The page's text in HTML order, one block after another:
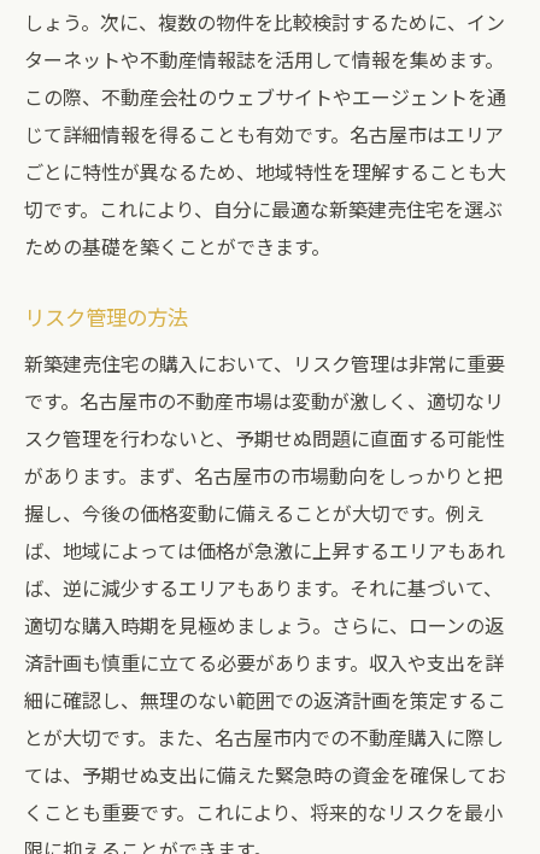
しょう。次に、複数の物件を比較検討するために、イン
ターネットや不動産情報誌を活用して情報を集めます。
この際、不動産会社のウェブサイトやエージェントを通
じて詳細情報を得ることも有効です。名古屋市はエリア
ごとに特性が異なるため、地域特性を理解することも大
切です。これにより、自分に最適な新築建売住宅を選ぶ
ための基礎を築くことができます。
リスク管理の方法
新築建売住宅の購入において、リスク管理は非常に重要
です。名古屋市の不動産市場は変動が激しく、適切なリ
スク管理を行わないと、予期せぬ問題に直面する可能性
があります。まず、名古屋市の市場動向をしっかりと把
握し、今後の価格変動に備えることが大切です。例え
ば、地域によっては価格が急激に上昇するエリアもあれ
ば、逆に減少するエリアもあります。それに基づいて、
適切な購入時期を見極めましょう。さらに、ローンの返
済計画も慎重に立てる必要があります。収入や支出を詳
細に確認し、無理のない範囲での返済計画を策定するこ
とが大切です。また、名古屋市内での不動産購入に際し
ては、予期せぬ支出に備えた緊急時の資金を確保してお
くことも重要です。これにより、将来的なリスクを最小